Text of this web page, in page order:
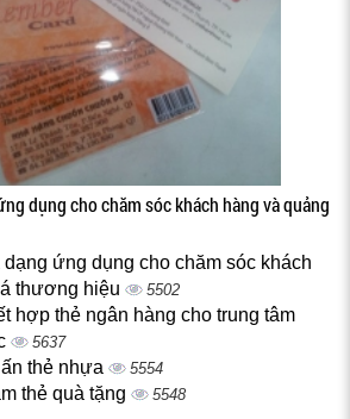
dụng cho chăm sóc khách hàng và quảng
ứng dụng cho chăm sóc khách
thương hiệu
5502
hợp thẻ ngân hàng cho trung tâm
5637
thẻ nhựa 5554
thẻ quà tặng 5548